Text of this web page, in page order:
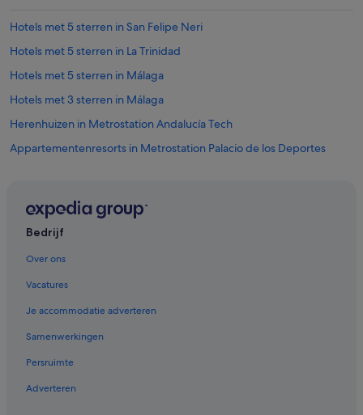
Hotels met 5 sterren in San Felipe Neri
Hotels met 5 sterren in La Trinidad
Hotels met 5 sterren in Málaga
Hotels met 3 sterren in Málaga
Herenhuizen in Metrostation Andalucía Tech
Appartementenresorts in Metrostation Palacio de los Deportes
Chalets in Málaga
B&B in Málaga
Villa's in Málaga
Pensions in Málaga
Appartementen in Málaga
Bedrijf
Over ons
Vacatures
Je accommodatie adverteren
Samenwerkingen
Persruimte
Adverteren